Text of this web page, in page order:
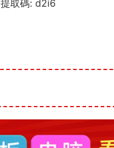
提取碼: d2i6